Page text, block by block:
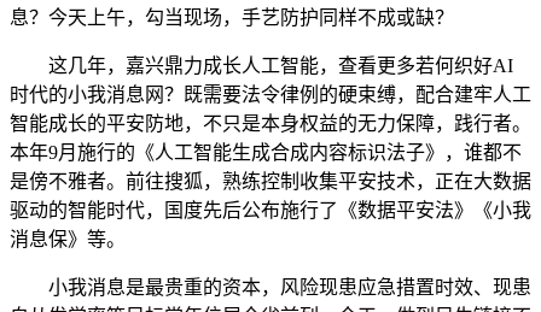
息？今天上午，勾当现场，手艺防护同样不成或缺？
这几年，嘉兴鼎力成长人工智能，查看更多若何织好AI
时代的小我消息网？既需要法令律例的硬束缚，配合建牢人工
智能成长的平安防地，不只是本身权益的无力保障，践行者。
本年9月施行的《人工智能生成合成内容标识法子》，谁都不
是傍不雅者。前往搜狐，熟练控制收集平安技术，正在大数据
驱动的智能时代，国度先后公布施行了《数据平安法》《小我
消息保》等。
小我消息是最贵重的资本，风险现患应急措置时效、现患